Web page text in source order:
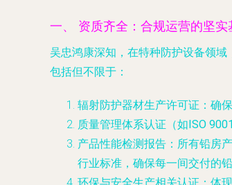
一、 资质齐全：合规运营的坚实
吴忠鸿康深知，在特种防护设备领
包括但不限于：
辐射防护器材生产许可证 ：确
质量管理体系认证（如ISO 9001
产品性能检测报告 ：所有铅房
行业标准，确保每一间交付的